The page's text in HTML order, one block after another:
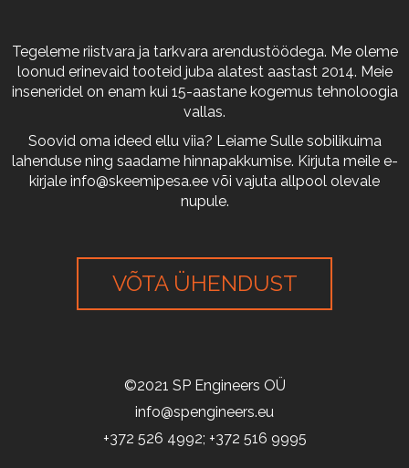
Tegeleme riistvara ja tarkvara arendustöödega. Me oleme
loonud erinevaid tooteid juba alatest aastast 2014. Meie
inseneridel on enam kui 15-aastane kogemus tehnoloogia
vallas.
Soovid oma ideed ellu viia? Leiame Sulle sobilikuima
lahenduse ning saadame hinnapakkumise. Kirjuta meile e-
kirjale info@skeemipesa.ee või vajuta allpool olevale
nupule.
VÕTA ÜHENDUST
©2021 SP Engineers OÜ
info@spengineers.eu
+372 526 4992; +372 516 9995